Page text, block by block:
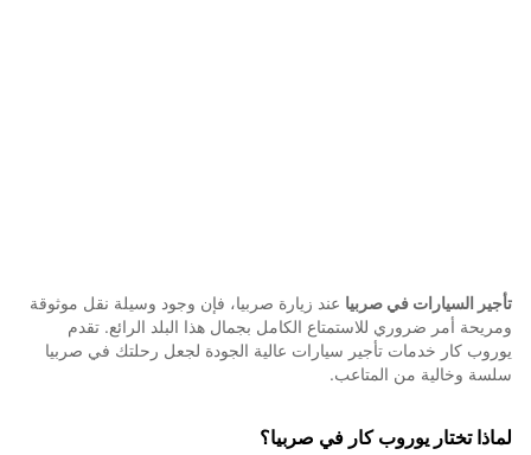
تأجير السيارات في صربيا عند زيارة صربيا، فإن وجود وسيلة نقل موثوقة
ومريحة أمر ضروري للاستمتاع الكامل بجمال هذا البلد الرائع. تقدم
يوروب كار خدمات تأجير سيارات عالية الجودة لجعل رحلتك في صربيا
سلسة وخالية من المتاعب.
لماذا تختار يوروب كار في صربيا؟